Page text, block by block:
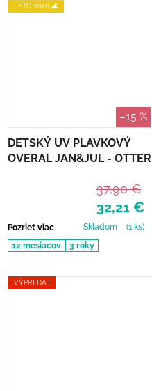
LETO 2026 🌊
–15 %
DETSKÝ UV PLAVKOVÝ
OVERAL JAN&JUL - OTTER
32,21 €
37,90 €
Pozrieť viac Skladom
(1 ks)
12 mesiacov
3 roky
VÝPREDAJ